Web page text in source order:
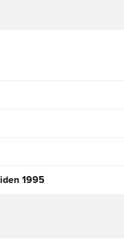
1995